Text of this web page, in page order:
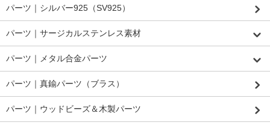
パーツ｜シルバー925（SV925）
パーツ｜サージカルステンレス素材
パーツ｜メタル合金パーツ
パーツ｜真鍮パーツ（ブラス）
パーツ｜ウッドビーズ＆木製パーツ